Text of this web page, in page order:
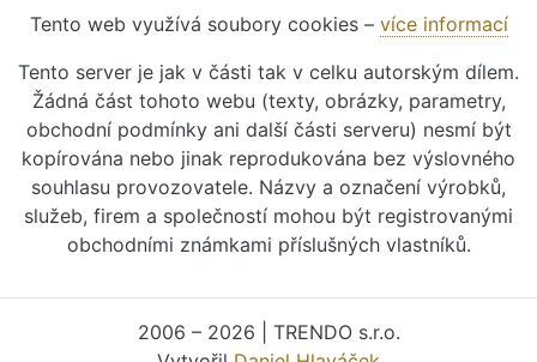
Tento web využívá soubory cookies – více informací
Tento server je jak v části tak v celku autorským dílem.
Žádná část tohoto webu (texty, obrázky, parametry,
obchodní podmínky ani další části serveru) nesmí být
kopírována nebo jinak reprodukována bez výslovného
souhlasu provozovatele. Názvy a označení výrobků,
služeb, firem a společností mohou být registrovanými
obchodními známkami příslušných vlastníků.
2006 – 2026 | TRENDO s.r.o.